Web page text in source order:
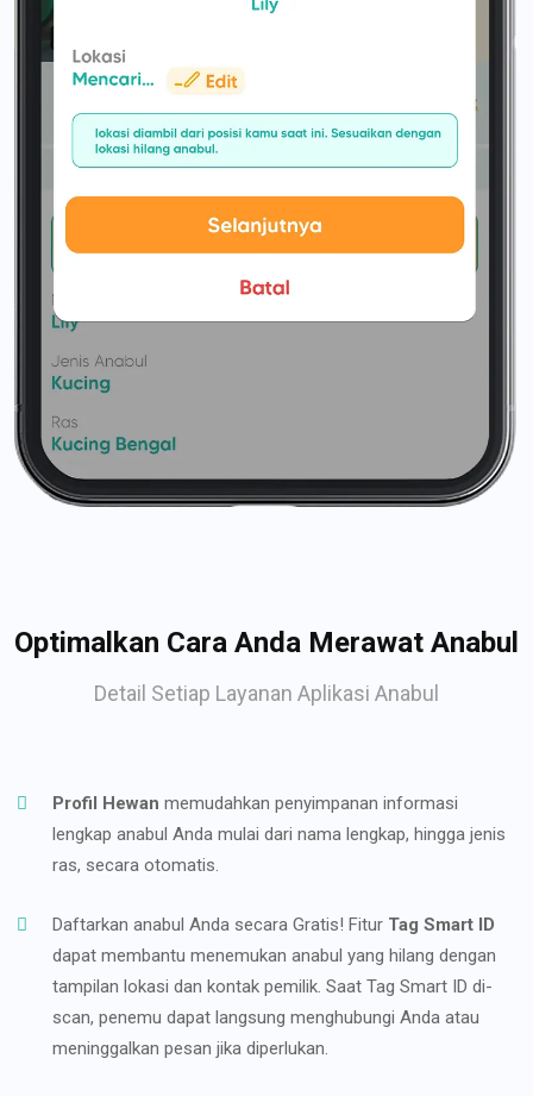
Optimalkan Cara Anda Merawat Anabul
Detail Setiap Layanan Aplikasi Anabul
Profil Hewan memudahkan penyimpanan informasi
lengkap anabul Anda mulai dari nama lengkap, hingga jenis
ras, secara otomatis.
Daftarkan anabul Anda secara Gratis! Fitur Tag Smart ID
dapat membantu menemukan anabul yang hilang dengan
tampilan lokasi dan kontak pemilik. Saat Tag Smart ID di-
scan, penemu dapat langsung menghubungi Anda atau
meninggalkan pesan jika diperlukan.